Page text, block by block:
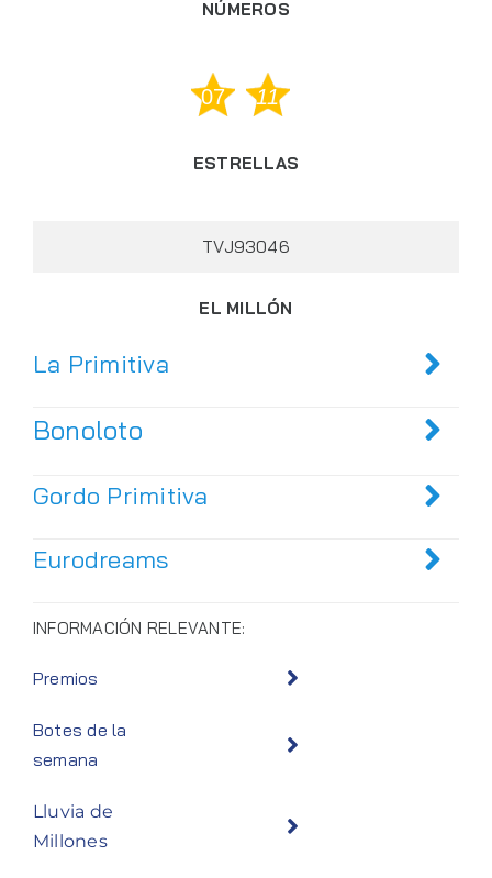
NÚMEROS
07 11
ESTRELLAS
TVJ93046
EL MILLÓN
La Primitiva
Bonoloto
Gordo Primitiva
Eurodreams
INFORMACIÓN RELEVANTE:
Premios
Botes de la
semana
Lluvia de
Millones